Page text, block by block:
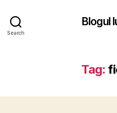
Search
Blogul
Tag: